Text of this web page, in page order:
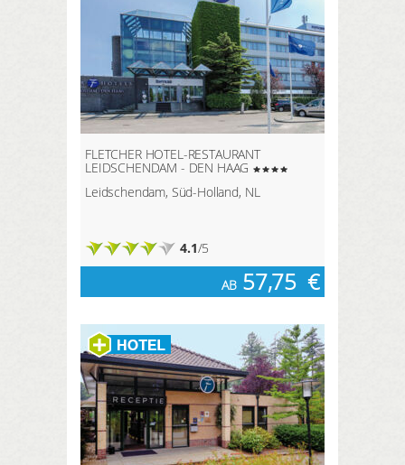
FLETCHER HOTEL-RESTAURANT
LEIDSCHENDAM - DEN HAAG
Leidschendam, Süd-Holland, NL
4.1/5
AB 57,75 €